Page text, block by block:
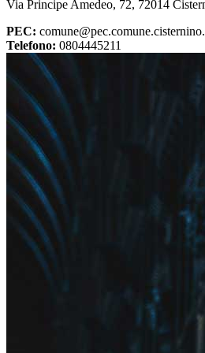
Via Principe Amedeo, 72, 72014
PEC:
Telefono: 0804445211